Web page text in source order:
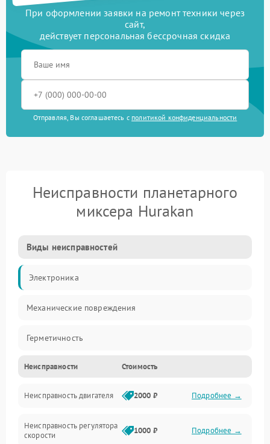
При оформлении заявки на ремонт техники через
сайт,
действует персональная бессрочная скидка
Отправляя, Вы соглашаетесь с политикой конфиденциальности
Неисправности планетарного
миксера Hurakan
Виды неисправностей
Электроника
Механические повреждения
Герметичность
Механика
Электропитание
Привод
Неисправности Стоимость
Неисправность двигателя 2000 ₽ Подробнее →
Неисправность регулятора
скорости
1000 ₽ Подробнее →